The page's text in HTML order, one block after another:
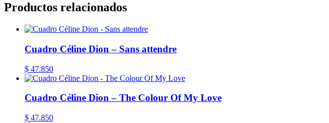
Productos relacionados
Cuadro Céline Dion – Sans attendre
$ 47.850
Cuadro Céline Dion – The Colour Of My Love
$ 47.850